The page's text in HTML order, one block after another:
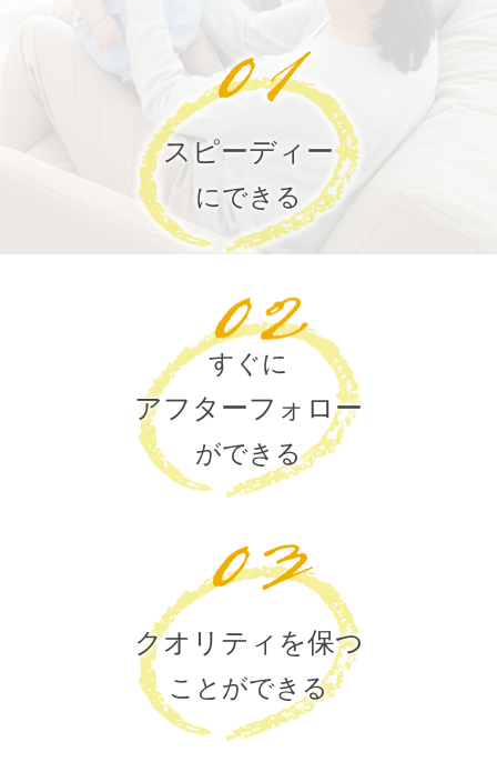
スピーディー
にできる
クオリティを保つ
ことができる
すぐに
アフターフォロー
ができる